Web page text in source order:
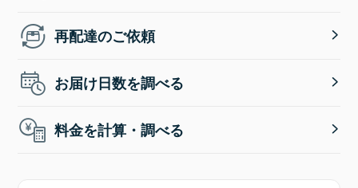
再配達のご依頼
お届け日数を調べる
料金を計算・調べる